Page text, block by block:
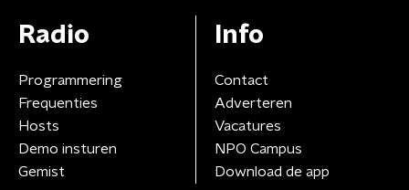
Radio
Programmering
Frequenties
Hosts
Demo insturen
Gemist
Info
Contact
Adverteren
Vacatures
NPO Campus
Download de app